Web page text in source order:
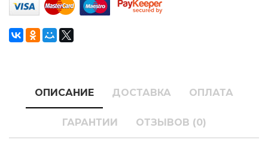
ОПИСАНИЕ ДОСТАВКА ОПЛАТА
ГАРАНТИИ ОТЗЫВОВ (0)